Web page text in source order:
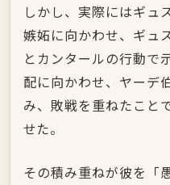
しかし、実際にはギュ
嫉妬に向かわせ、ギュ
とカンタールの行動で
配に向かわせ、ヤーデ
み、敗戦を重ねたこと
せた。
その積み重ねが彼を「